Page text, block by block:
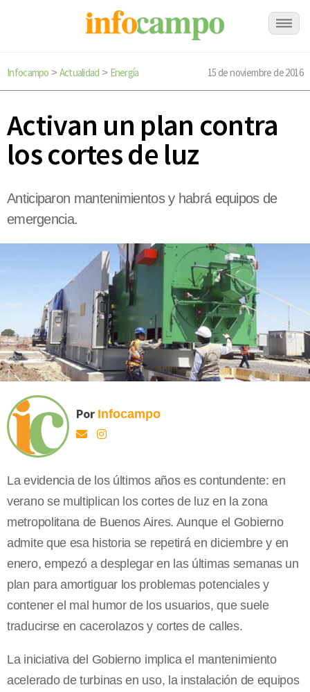
Infocampo > Actualidad > Energía 15 de noviembre de 2016
Activan un plan contra
los cortes de luz
Anticiparon mantenimientos y habrá equipos de
emergencia.
Por Infocampo
La evidencia de los últimos años es contundente: en
verano se multiplican los cortes de luz en la zona
metropolitana de Buenos Aires. Aunque el Gobierno
admite que esa historia se repetirá en diciembre y en
enero, empezó a desplegar en las últimas semanas un
plan para amortiguar los problemas potenciales y
contener el mal humor de los usuarios, que suele
traducirse en cacerolazos y cortes de calles.
La iniciativa del Gobierno implica el mantenimiento
acelerado de turbinas en uso, la instalación de equipos